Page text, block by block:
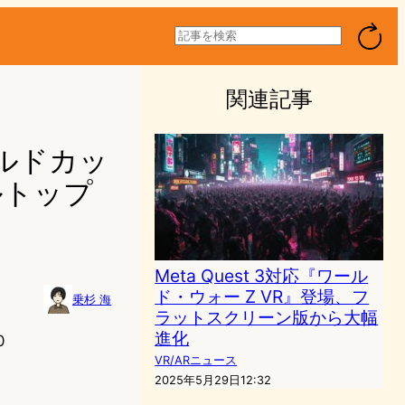
検
索
ドカッ
ップ
乗杉 海
関連記事
Meta Quest 3対応『ワール
ド・ウォー Z VR』登場、フ
ラットスクリーン版から大幅
進化
VR/ARニュース
2025年5月29日12:32